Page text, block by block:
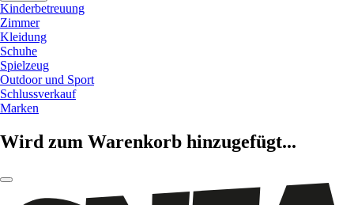
Kinderbetreuung
Zimmer
Kleidung
Schuhe
Spielzeug
Outdoor und Sport
Schlussverkauf
Marken
Wird zum Warenkorb hinzugefügt...